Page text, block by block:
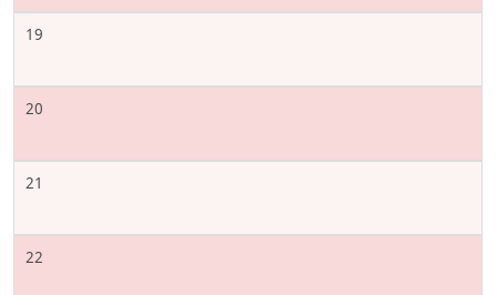
19
20
21
22